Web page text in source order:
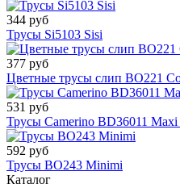
344 руб
Трусы Si5103 Sisi
377 руб
Цветные трусы слип BO221
531 руб
Трусы Camerino BD36011 Maxi
592 руб
Трусы BO243 Minimi
Каталог